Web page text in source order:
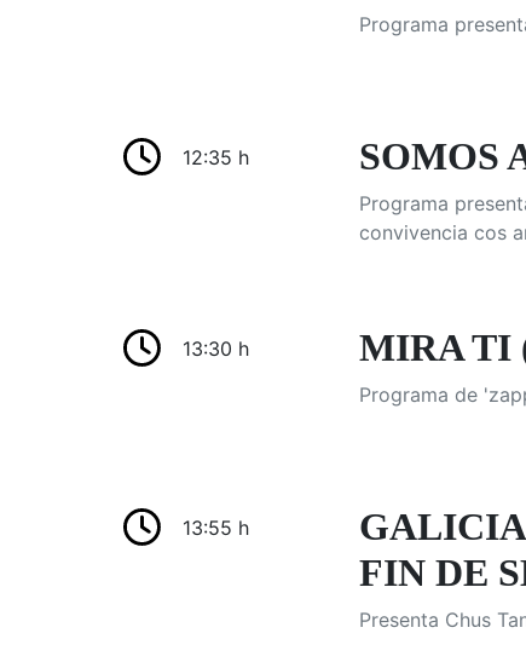
Programa
12:35 h SOMOS
Programa
convivencia cos
13:30 h MIRA TI
Programa de
13:55 h
FIN DE
Presenta Chus